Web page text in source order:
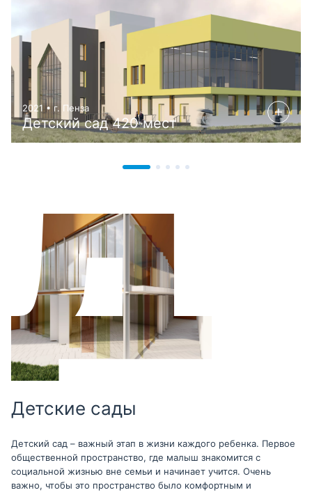
2021 • г. Пенза
Детский сад 420 мест
Детские сады
Детский сад – важный этап в жизни каждого ребенка. Первое
общественной пространство, где малыш знакомится с
социальной жизнью вне семьи и начинает учится. Очень
важно, чтобы это пространство было комфортным и